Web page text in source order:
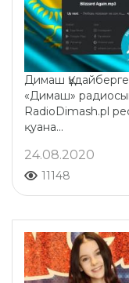
Димаш
«Димаш»
RadioDimash.pl
қуана...
24.08.2020
11148